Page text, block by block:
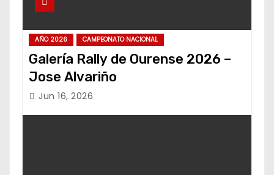
AÑO 2026 CAMPEONATO NACIONAL
Galería Rally de Ourense 2026 –
Jose Alvariño
Jun 16, 2026